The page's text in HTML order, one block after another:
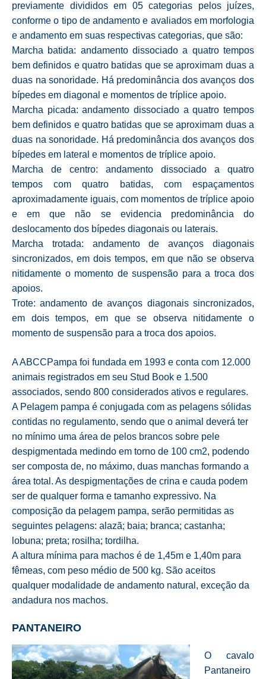
previamente divididos em 05 categorias pelos juízes,
conforme o tipo de andamento e avaliados em morfologia
e andamento em suas respectivas categorias, que são:
Marcha batida: andamento dissociado a quatro tempos
bem definidos e quatro batidas que se aproximam duas a
duas na sonoridade. Há predominância dos avanços dos
bípedes em diagonal e momentos de tríplice apoio.
Marcha picada: andamento dissociado a quatro tempos
bem definidos e quatro batidas que se aproximam duas a
duas na sonoridade. Há predominância dos avanços dos
bípedes em lateral e momentos de tríplice apoio.
Marcha de centro: andamento dissociado a quatro
tempos com quatro batidas, com espaçamentos
aproximadamente iguais, com momentos de tríplice apoio
e em que não se evidencia predominância do
deslocamento dos bípedes diagonais ou laterais.
Marcha trotada: andamento de avanços diagonais
sincronizados, em dois tempos, em que não se observa
nitidamente o momento de suspensão para a troca dos
apoios.
Trote: andamento de avanços diagonais sincronizados,
em dois tempos, em que se observa nitidamente o
momento de suspensão para a troca dos apoios.
A ABCCPampa foi fundada em 1993 e conta com 12.000
animais registrados em seu Stud Book e 1.500
associados, sendo 800 considerados ativos e regulares.
A Pelagem pampa é conjugada com as pelagens sólidas
contidas no regulamento, sendo que o animal deverá ter
no mínimo uma área de pelos brancos sobre pele
despigmentada medindo em torno de 100 cm2, podendo
ser composta de, no máximo, duas manchas formando a
área total. As despigmentações de crina e cauda podem
ser de qualquer forma e tamanho expressivo. Na
composição da pelagem pampa, serão permitidas as
seguintes pelagens: alazã; baia; branca; castanha;
lobuna; preta; rosilha; tordilha.
A altura mínima para machos é de 1,45m e 1,40m para
fêmeas, com peso médio de 500 kg. São aceitos
qualquer modalidade de andamento natural, exceção da
andadura nos machos.
PANTANEIRO
O cavalo
Pantaneiro